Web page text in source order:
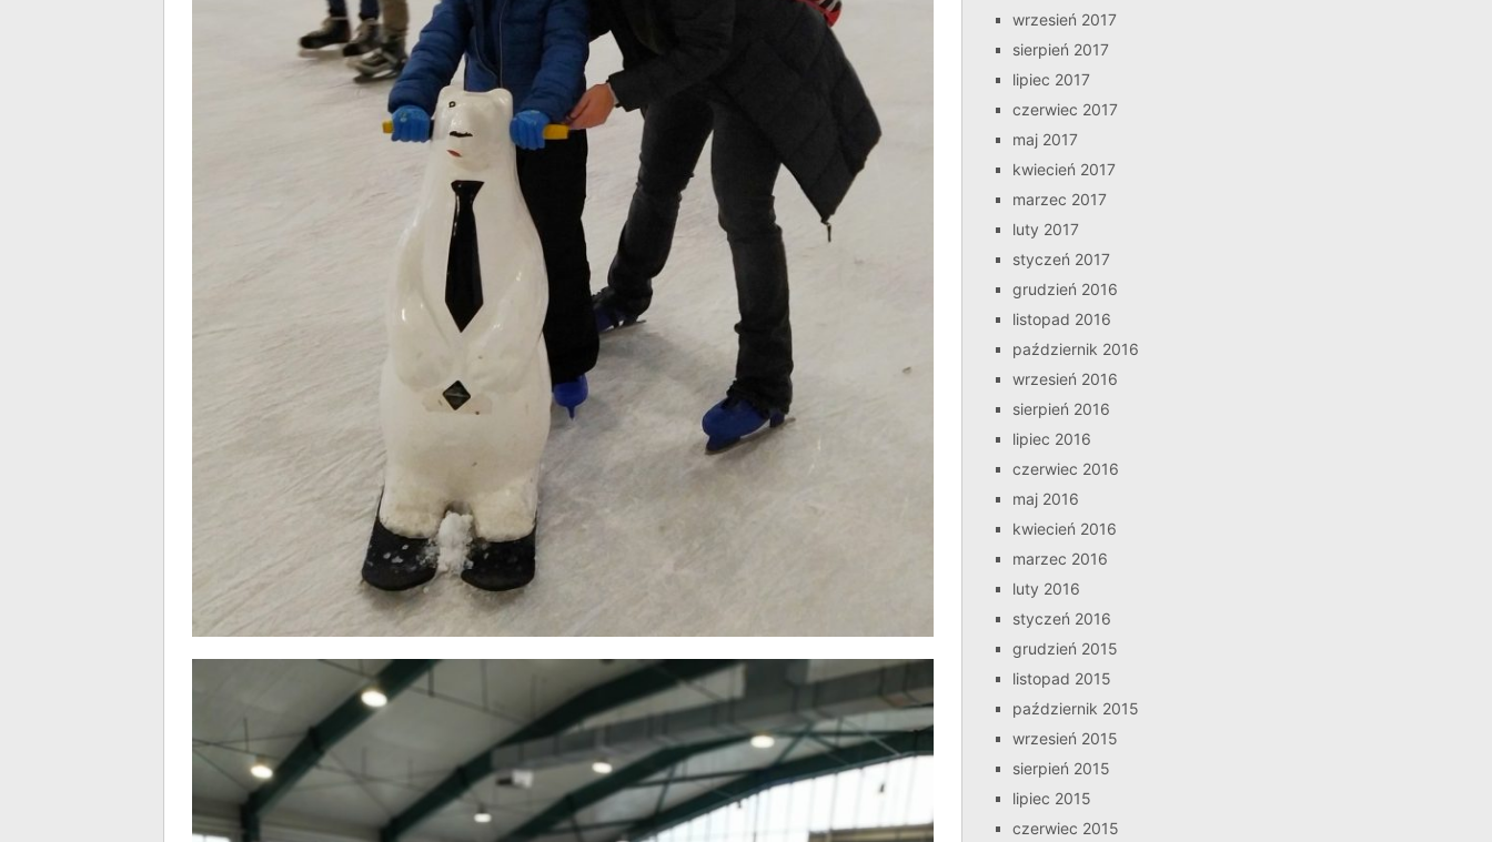
wrzesień 2017
sierpień 2017
lipiec 2017
czerwiec 2017
maj 2017
kwiecień 2017
marzec 2017
luty 2017
styczeń 2017
grudzień 2016
listopad 2016
październik 2016
wrzesień 2016
sierpień 2016
lipiec 2016
czerwiec 2016
maj 2016
kwiecień 2016
marzec 2016
luty 2016
styczeń 2016
grudzień 2015
listopad 2015
październik 2015
wrzesień 2015
sierpień 2015
lipiec 2015
czerwiec 2015